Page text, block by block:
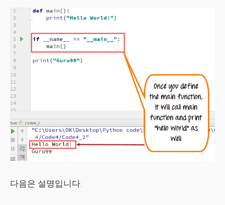
다음은 설명입니다.